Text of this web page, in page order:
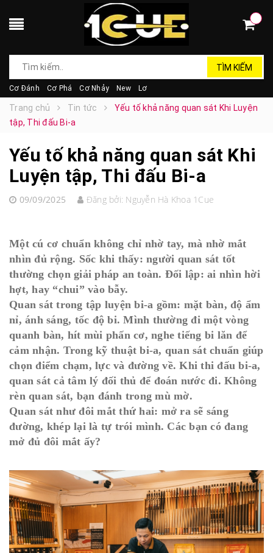
TÌM KIẾM
Cơ Đánh Cơ Phá Cơ Nhảy New Lơ
Trang chủ Tin tức
Yếu tố khả năng quan sát Khi Luyện
tập, Thi đấu Bi-a
Yếu tố khả năng quan sát Khi
Luyện tập, Thi đấu Bi-a
09/09/2025 Đăng bởi: Nguyễn Hà Khoa 1Cue
Một cú cơ chuẩn không chỉ nhờ tay, mà nhờ mắt
nhìn đủ rộng. Sốc khi thấy: người quan sát tốt
thường chọn giải pháp an toàn. Đối lập: ai nhìn hời
hợt, hay “chui” vào bẫy.
Quan sát trong tập luyện bi-a gồm: mặt bàn, độ ẩm
nỉ, ánh sáng, tốc độ bi. Mình thường đi một vòng
quanh bàn, hít mùi phấn cơ, nghe tiếng bi lăn để
cảm nhận. Trong kỹ thuật bi-a, quan sát chuẩn giúp
chọn điểm chạm, lực và đường về. Khi thi đấu bi-a,
quan sát cả tâm lý đối thủ để đoán nước đi. Không
rèn quan sát, bạn đánh trong mù mờ.
Quan sát như đôi mắt thứ hai: mở ra sẽ sáng
đường, khép lại là tự trói mình. Các bạn có đang
mở đủ đôi mắt ấy?